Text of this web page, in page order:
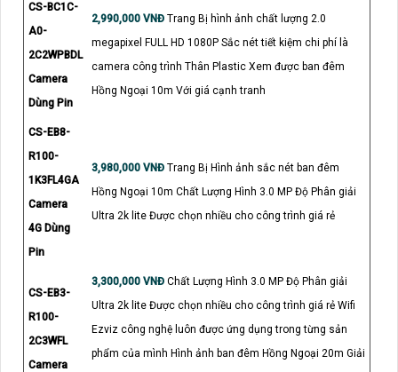
CS-BC1C-
A0-
2C2WPBDL
Camera
Dùng Pin
2,990,000 VNĐ Trang Bị hình ảnh chất lượng 2.0
megapixel FULL HD 1080P Sắc nét tiết kiệm chi phí là
camera công trình Thân Plastic Xem được ban đêm
Hồng Ngoại 10m Với giá cạnh tranh
CS-EB8-
R100-
1K3FL4GA
Camera
4G Dùng
Pin
3,980,000 VNĐ Trang Bị Hình ảnh sắc nét ban đêm
Hồng Ngoại 10m Chất Lượng Hình 3.0 MP Độ Phân giải
Ultra 2k lite Được chọn nhiều cho công trình giá rẻ
CS-EB3-
R100-
2C3WFL
Camera
3,300,000 VNĐ Chất Lượng Hình 3.0 MP Độ Phân giải
Ultra 2k lite Được chọn nhiều cho công trình giá rẻ Wifi
Ezviz công nghệ luôn được ứng dụng trong từng sản
phẩm của mình Hình ảnh ban đêm Hồng Ngoại 20m Giải